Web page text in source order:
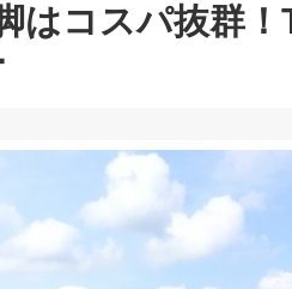
はコスパ抜群！